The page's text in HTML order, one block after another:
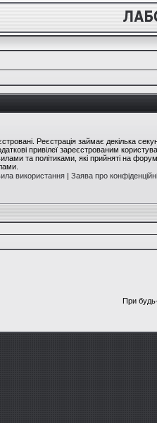
Реєстрація займає декілька
привілеї зареєстрованим
та політиками, які прийняті на
використання| Заява про
При будь-